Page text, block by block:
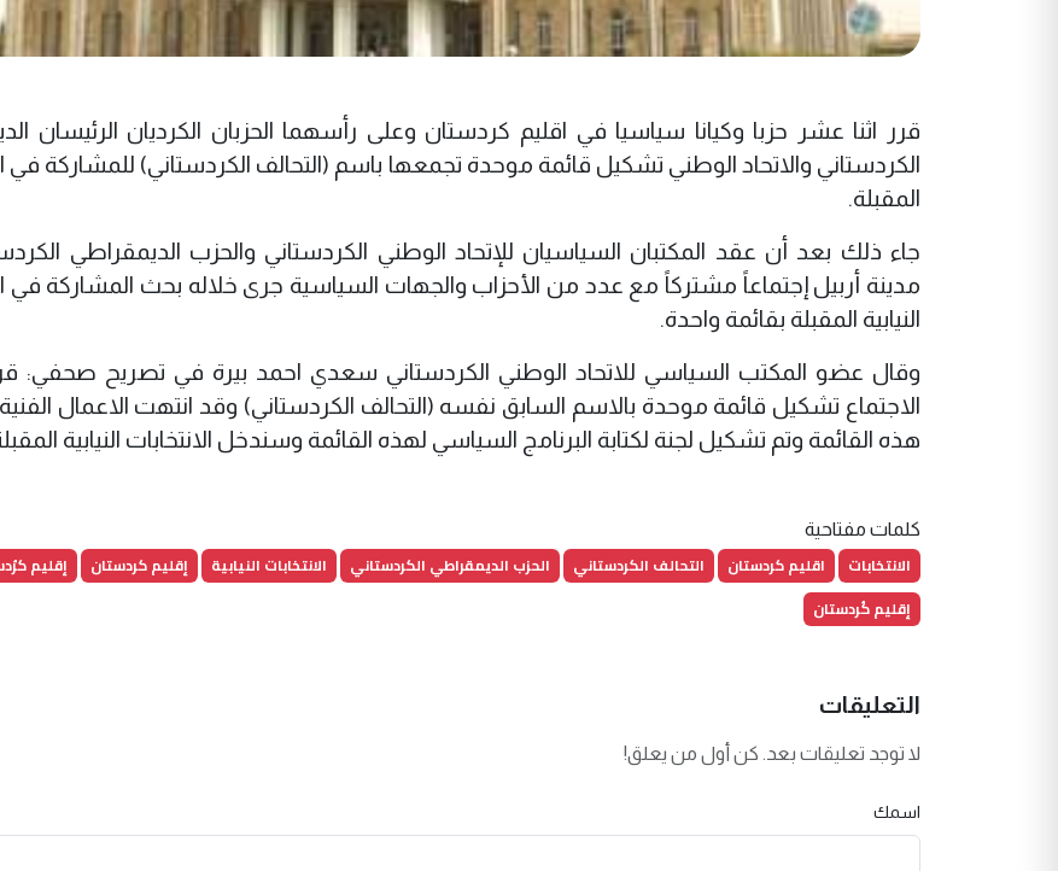
قرر اثنا عشر حزبا وكيانا سياسيا في اقليم كردستان وعلى رأسهما الحزبان الكرديان الرئيسان
الكردستاني والاتحاد الوطني تشكيل قائمة موحدة تجمعها باسم (التحالف الكردستاني) للمشاركة في
المقبلة.
جاء ذلك بعد أن عقد المكتبان السياسيان للإتحاد الوطني الكردستاني والحزب الديمقراطي
مدينة أربيل إجتماعاً مشتركاً مع عدد من الأحزاب والجهات السياسية جرى خلاله بحث المشاركة في
النيابية المقبلة بقائمة واحدة.
وقال عضو المكتب السياسي للاتحاد الوطني الكردستاني سعدي احمد بيرة في تصريح صحفي:
الاجتماع تشكيل قائمة موحدة بالاسم السابق نفسه (التحالف الكردستاني) وقد انتهت الاعمال
هذه القائمة وتم تشكيل لجنة لكتابة البرنامج السياسي لهذه القائمة وسندخل الانتخابات النيابية
كلمات مفتاحية
الانتخابات اقليم كردستان التحالف الكردستاني الحزب الديمقراطي الكردستاني الانتخابات النيابية إقليم كردستان
إقليم
إقليم كُردستان
التعليقات
لا توجد تعليقات بعد. كن أول من يعلق!
اسمك